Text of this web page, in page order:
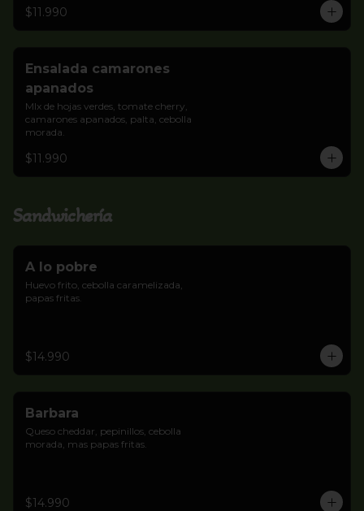
$11.990
Ensalada camarones
apanados
MIx de hojas verdes, tomate cherry,
camarones apanados, palta, cebolla
morada.
$11.990
Sandwichería
A lo pobre
Huevo frito, cebolla caramelizada,
papas fritas.
$14.990
Barbara
Queso cheddar, pepinillos, cebolla
morada, mas papas fritas.
$14.990